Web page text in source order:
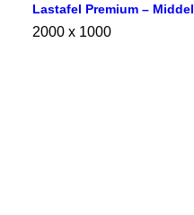
Lastafel Premium – Middel
2000 x 1000